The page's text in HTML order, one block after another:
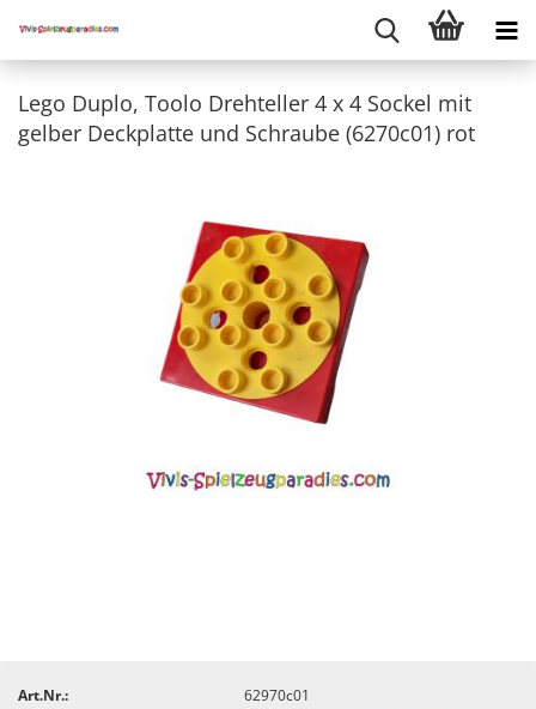
Lego Duplo, Toolo Drehteller 4 x 4 Sockel mit
gelber Deckplatte und Schraube (6270c01) rot
Art.Nr.:
62970c01